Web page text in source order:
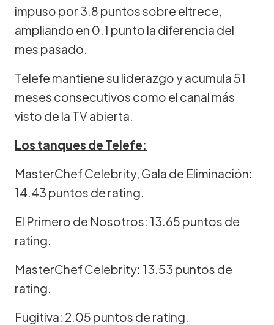
impuso por 3.8 puntos sobre eltrece,
ampliando en 0.1 punto la diferencia del
mes pasado.
Telefe mantiene su liderazgo y acumula 51
meses consecutivos como el canal más
visto de la TV abierta.
Los tanques de Telefe:
MasterChef Celebrity, Gala de Eliminación:
14.43 puntos de rating.
El Primero de Nosotros: 13.65 puntos de
rating.
MasterChef Celebrity: 13.53 puntos de
rating.
Fugitiva: 2.05 puntos de rating.